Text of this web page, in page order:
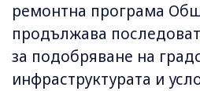
ремонтна програма
продължава
за подобряване на
инфраструктурата и